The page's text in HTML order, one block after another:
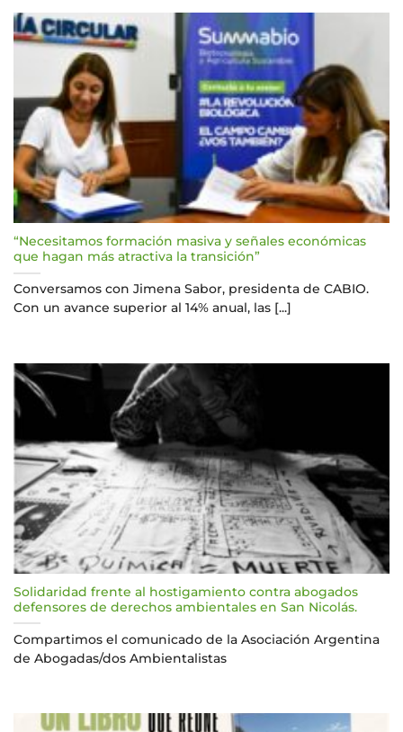
“Necesitamos formación masiva y señales económicas
que hagan más atractiva la transición”
Conversamos con Jimena Sabor, presidenta de CABIO.
Con un avance superior al 14% anual, las [...]
Solidaridad frente al hostigamiento contra abogados
defensores de derechos ambientales en San Nicolás.
Compartimos el comunicado de la Asociación Argentina
de Abogadas/dos Ambientalistas